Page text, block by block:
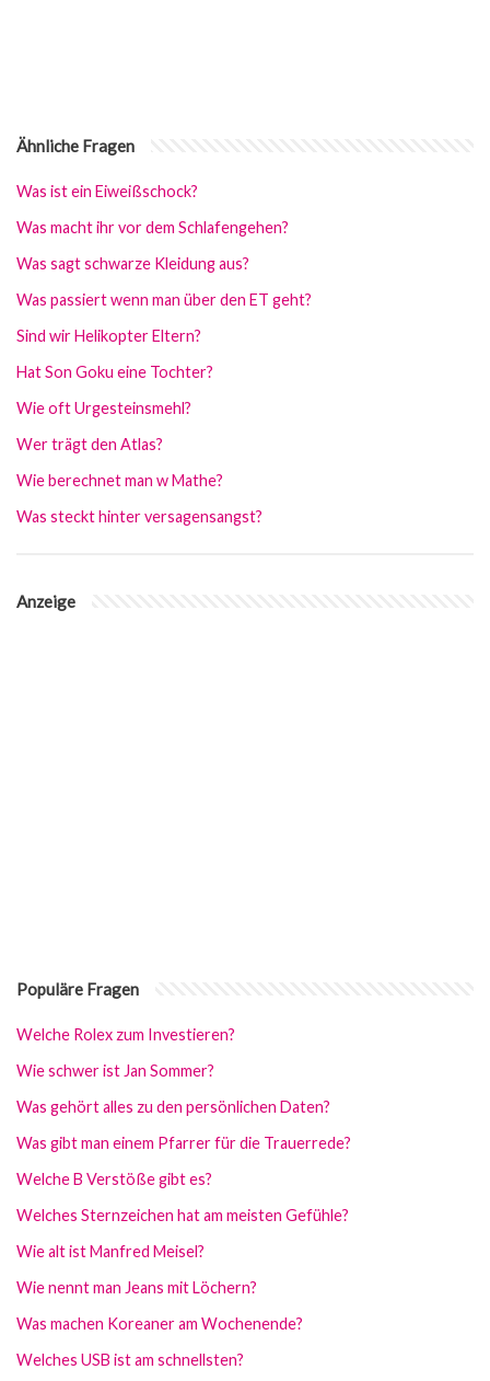
Ähnliche Fragen
Was ist ein Eiweißschock?
Was macht ihr vor dem Schlafengehen?
Was sagt schwarze Kleidung aus?
Was passiert wenn man über den ET geht?
Sind wir Helikopter Eltern?
Hat Son Goku eine Tochter?
Wie oft Urgesteinsmehl?
Wer trägt den Atlas?
Wie berechnet man w Mathe?
Was steckt hinter versagensangst?
Anzeige
Populäre Fragen
Welche Rolex zum Investieren?
Wie schwer ist Jan Sommer?
Was gehört alles zu den persönlichen Daten?
Was gibt man einem Pfarrer für die Trauerrede?
Welche B Verstöße gibt es?
Welches Sternzeichen hat am meisten Gefühle?
Wie alt ist Manfred Meisel?
Wie nennt man Jeans mit Löchern?
Was machen Koreaner am Wochenende?
Welches USB ist am schnellsten?